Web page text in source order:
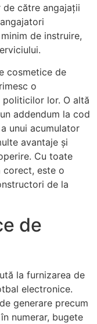
către angajații
de instruire,
cosmetice de
o
lor. O altă
addendum la cod
unui acumulator
avantaje și
Cu toate
corect, este o
de la
de
la furnizarea de
electronice.
generare precum
numerar, bugete